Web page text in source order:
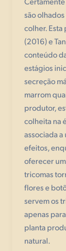
são
colher.
(2016) e
conteúdo
estágios
secreção
marrom
produtor,
colheita na
associada
efeitos,
oferecer
tricomas
flores e
servem os
apenas
planta
natural.